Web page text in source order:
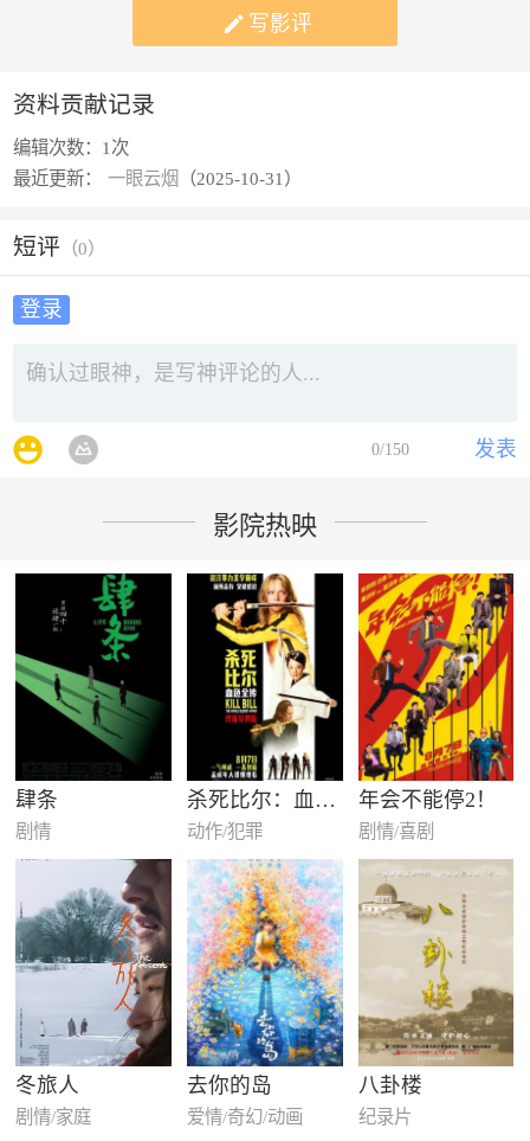
 写影评
资料贡献记录
编辑次数： 1次
最近更新：
一眼云烟 （2025-10-31）
短评 （0）
登录
发表
0/150
影院热映
肆条
剧情
杀死比尔：血色全传
动作/犯罪
年会不能停2！
剧情/喜剧
冬旅人
剧情/家庭
去你的岛
爱情/奇幻/动画
八卦楼
纪录片